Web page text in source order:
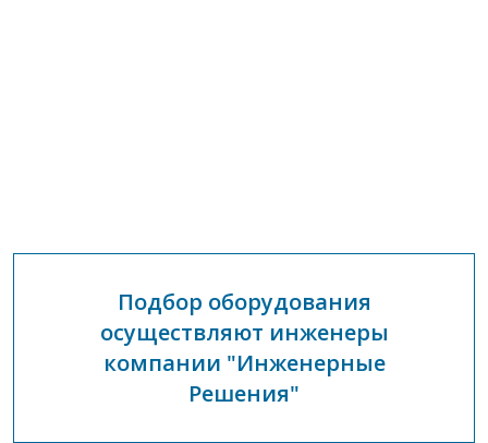
Подбор оборудования
осуществляют инженеры
компании "Инженерные
Решения"